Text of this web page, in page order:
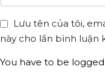
Lưu tên của tôi,
này cho lần bình luận
You have to be